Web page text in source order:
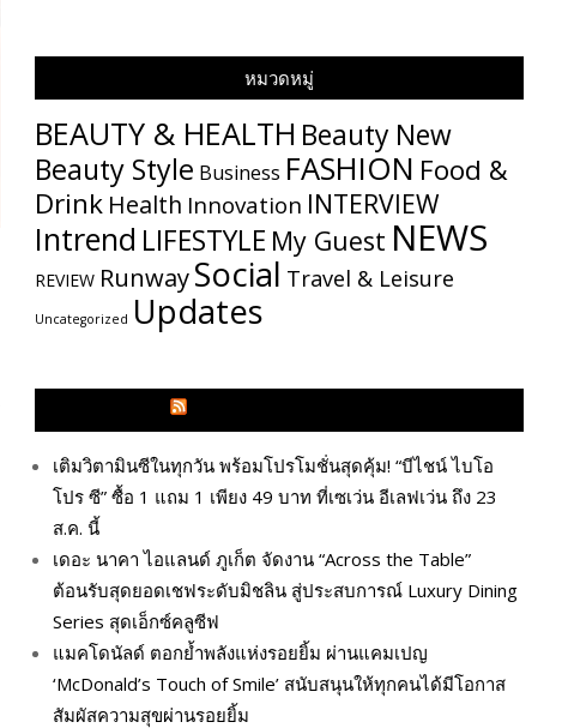
หมวดหมู่
BEAUTY & HEALTH Beauty New
Beauty Style Business FASHION Food &
Drink Health Innovation INTERVIEW
Intrend LIFESTYLE My​ Guest NEWS
REVIEW RunwaySocial Travel & Leisure
Uncategorized Updates
เติมวิตามินซีในทุกวัน พร้อมโปรโมชั่นสุดคุ้ม! “บีไชน์ ไบโอ
โปร ซี” ซื้อ 1 แถม 1 เพียง 49 บาท ที่เซเว่น อีเลฟเว่น ถึง 23
ส.ค. นี้
เดอะ นาคา ไอแลนด์ ภูเก็ต จัดงาน “Across the Table”
ต้อนรับสุดยอดเชฟระดับมิชลิน สู่ประสบการณ์ Luxury Dining
Series สุดเอ็กซ์คลูซีฟ
แมคโดนัลด์ ตอกย้ำพลังแห่งรอยยิ้ม ผ่านแคมเปญ
‘McDonald’s Touch of Smile’ สนับสนุนให้ทุกคนได้มีโอกาส
สัมผัสความสุขผ่านรอยยิ้ม